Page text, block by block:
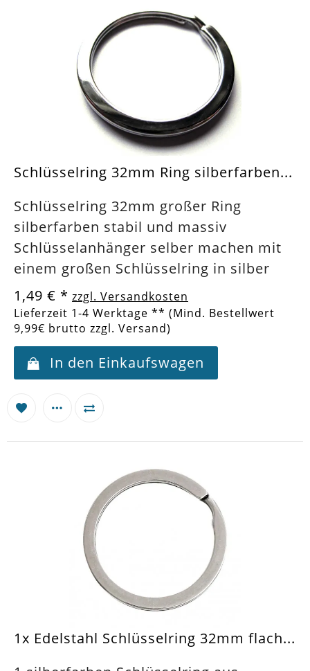
Schlüsselring 32mm Ring silberfarben...
Schlüsselring 32mm großer Ring
silberfarben stabil und massiv
Schlüsselanhänger selber machen mit
einem großen Schlüsselring in silber
1,49 € * zzgl. Versandkosten
Lieferzeit 1-4 Werktage ** (Mind. Bestellwert
9,99€ brutto zzgl. Versand)
In den Einkaufswagen
1x Edelstahl Schlüsselring 32mm flach...